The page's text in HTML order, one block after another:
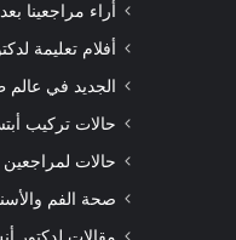
أراء مراجعينا
أفلام تعليمة
الجديد في عالم
حالات تركيب
حالات
صحة الفم